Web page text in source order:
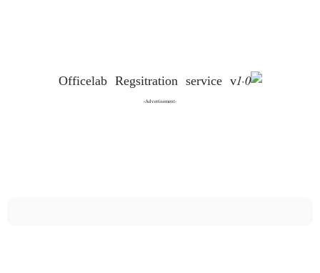
-Advertisement-